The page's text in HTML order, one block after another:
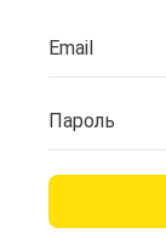
Email
Пароль